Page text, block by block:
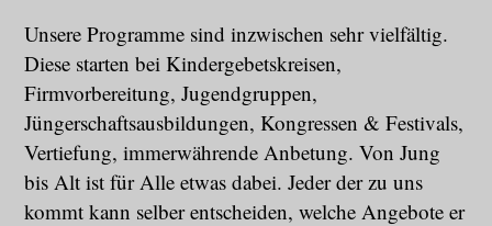
Unsere Programme sind inzwischen sehr vielfältig.
Diese starten bei Kindergebetskreisen,
Firmvorbereitung, Jugendgruppen,
Jüngerschaftsausbildungen, Kongressen & Festivals,
Vertiefung, immerwährende Anbetung. Von Jung
bis Alt ist für Alle etwas dabei. Jeder der zu uns
kommt kann selber entscheiden, welche Angebote er